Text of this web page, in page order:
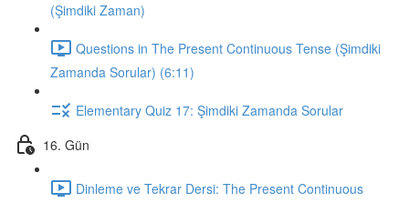
(Şimdiki Zaman)
Questions in The Present Continuous Tense (Şimdiki
Zamanda Sorular) (6:11)
Elementary Quiz 17: Şimdiki Zamanda Sorular
16. Gün
Dinleme ve Tekrar Dersi: The Present Continuous